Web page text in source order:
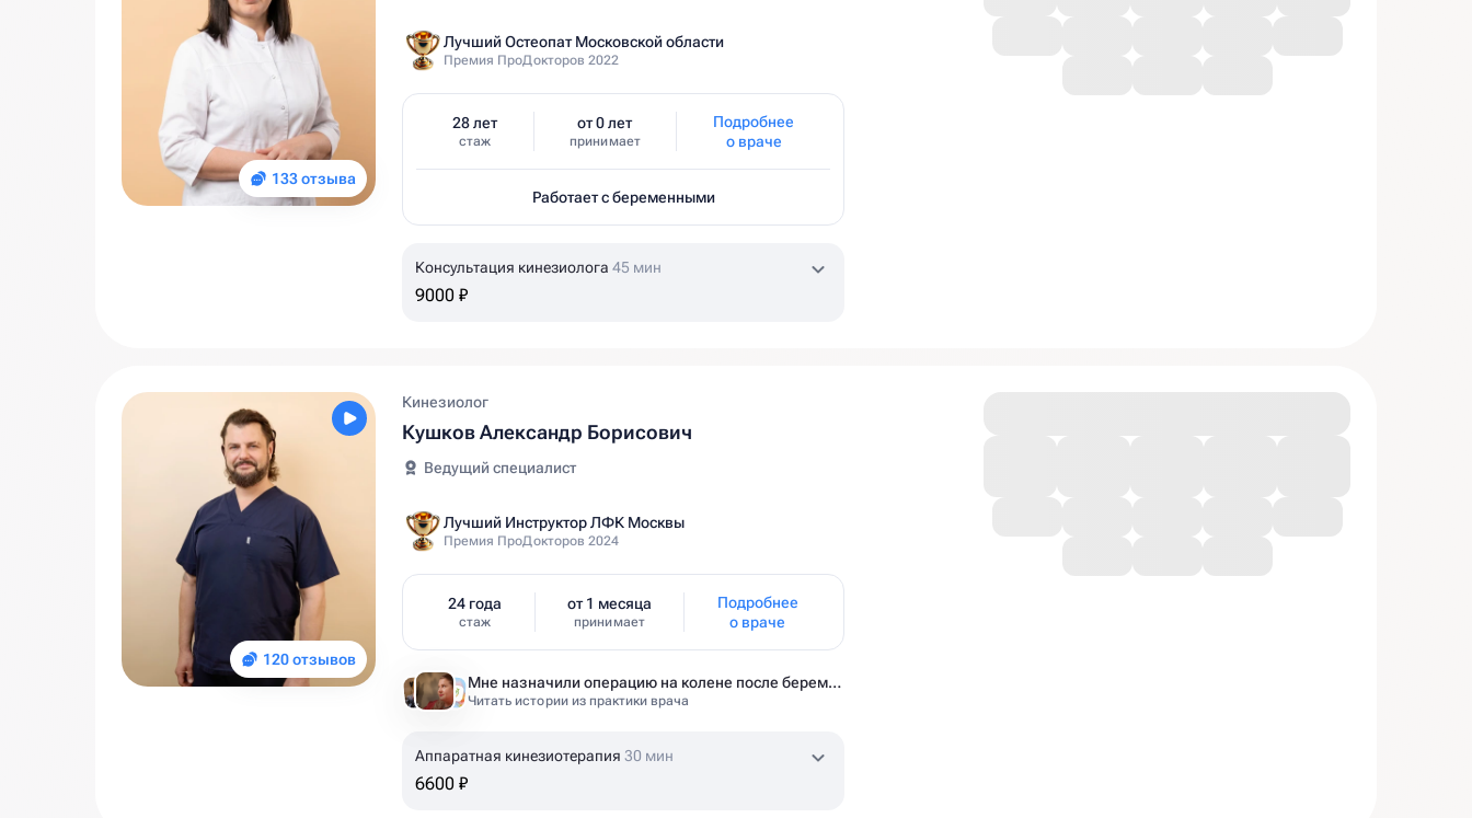
133 отзыва
Лучший Остеопат Московской области
Премия ПроДокторов 2022
28 лет
стаж
от 0 лет
принимает
Подробнее
о враче
Работает с беременными
Консультация кинезиолога 45 мин
9000 ₽
120 отзывов
Кинезиолог
Кушков Александр Борисович
Ведущий специалист
Лучший Инструктор ЛФК Москвы
Премия ПроДокторов 2024
24 года
стаж
от 1 месяца
принимает
Подробнее
о враче
Мне назначили операцию на колене после беременности. Оказалось — это было ошибкой
Читать истории из практики врача
Аппаратная кинезиотерапия 30 мин
6600 ₽